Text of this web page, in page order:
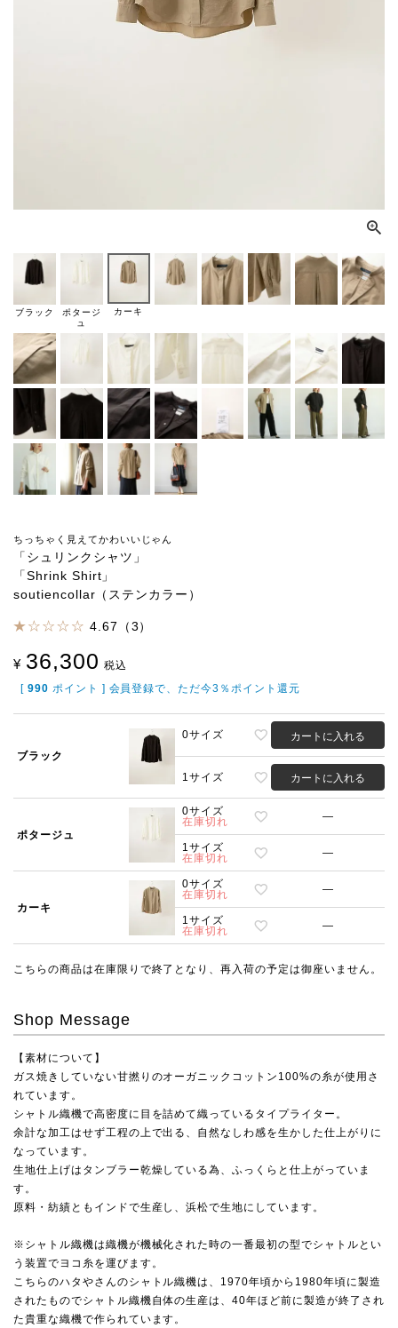
ブラック
ポタージ
ュ
カーキ
ちっちゃく見えてかわいいじゃん
「シュリンクシャツ」
「Shrink Shirt」
soutiencollar（ステンカラー）
4.67（3）
¥ 36,300 税込
[ 990 ポイント ] 会員登録で、ただ今3％ポイント還元
ブラック
0サイズ カートに入れる
1サイズ カートに入れる
ポタージュ
0サイズ
在庫切れ
—
1サイズ
在庫切れ
—
カーキ
0サイズ
在庫切れ
—
1サイズ
在庫切れ
—
こちらの商品は在庫限りで終了となり、再入荷の予定は御座いません。
Shop Message
【素材について】
ガス焼きしていない甘撚りのオーガニックコットン100%の糸が使用さ
れています。
シャトル織機で高密度に目を詰めて織っているタイプライター。
余計な加工はせず工程の上で出る、自然なしわ感を生かした仕上がりに
なっています。
生地仕上げはタンブラー乾燥している為、ふっくらと仕上がっていま
す。
原料・紡績ともインドで生産し、浜松で生地にしています。
※シャトル織機は織機が機械化された時の一番最初の型でシャトルとい
う装置でヨコ糸を運びます。
こちらのハタやさんのシャトル織機は、1970年頃から1980年頃に製造
されたものでシャトル織機自体の生産は、40年ほど前に製造が終了され
た貴重な織機で作られています。